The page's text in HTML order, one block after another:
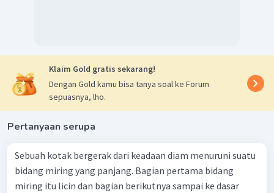
Klaim Gold gratis sekarang!
Dengan Gold kamu bisa tanya soal ke Forum
sepuasnya, lho.
Pertanyaan serupa
Sebuah kotak bergerak dari keadaan diam menuruni suatu
bidang miring yang panjang. Bagian pertama bidang
miring itu licin dan bagian berikutnya sampai ke dasar